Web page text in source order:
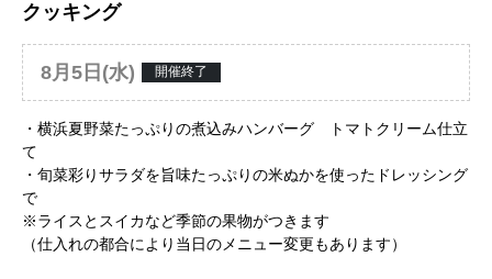
クッキング
8月5日(水) 開催終了
・横浜夏野菜たっぷりの煮込みハンバーグ トマトクリーム仕立
て
・旬菜彩りサラダを旨味たっぷりの米ぬかを使ったドレッシング
で
※ライスとスイカなど季節の果物がつきます
（仕入れの都合により当日のメニュー変更もあります）